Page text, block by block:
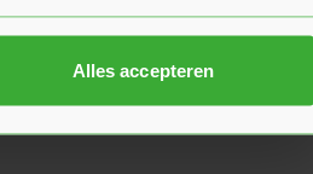
Alles accepteren